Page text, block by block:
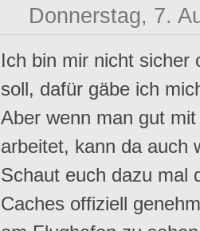
Donnerstag, 7.
Ich bin mir nicht sicher
soll, dafür gäbe ich
Aber wenn man gut
arbeitet, kann da auch
Schaut euch dazu mal
Caches offiziell